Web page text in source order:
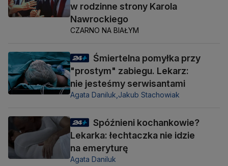
w rodzinne strony Karola
Nawrockiego
CZARNO NA BIAŁYM
Śmiertelna pomyłka przy
"prostym" zabiegu. Lekarz:
nie jesteśmy serwisantami
Agata Daniluk, Jakub Stachowiak
Spóźnieni kochankowie?
Lekarka: łechtaczka nie idzie
na emeryturę
Agata Daniluk